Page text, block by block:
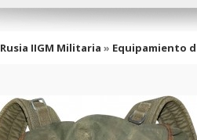
Rusia IIGM Militaria » Equipamiento